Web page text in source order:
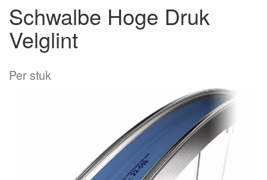
Schwalbe Hoge Druk
Velglint
Per stuk